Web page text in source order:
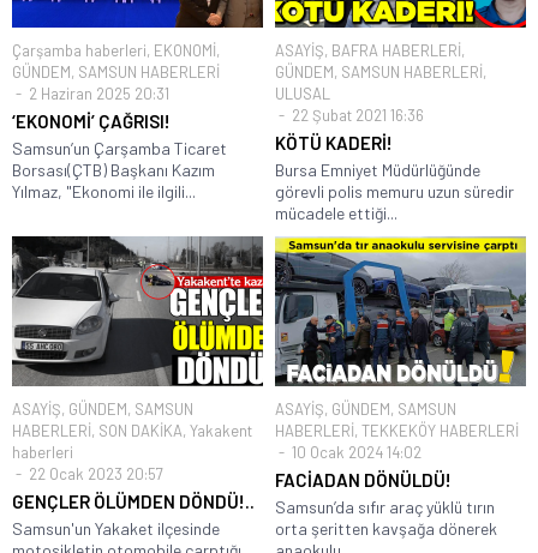
Çarşamba haberleri, EKONOMİ,
GÜNDEM, SAMSUN HABERLERİ
2 Haziran 2025 20:31
‘EKONOMİ’ ÇAĞRISI!
Samsun’un Çarşamba Ticaret
Borsası(ÇTB) Başkanı Kazım
Yılmaz, "Ekonomi ile ilgili...
ASAYİŞ, BAFRA HABERLERİ,
GÜNDEM, SAMSUN HABERLERİ,
ULUSAL
22 Şubat 2021 16:36
KÖTÜ KADERİ!
Bursa Emniyet Müdürlüğünde
görevli polis memuru uzun süredir
mücadele ettiği...
ASAYİŞ, GÜNDEM, SAMSUN
HABERLERİ, SON DAKİKA, Yakakent
haberleri
22 Ocak 2023 20:57
GENÇLER ÖLÜMDEN DÖNDÜ!..
Samsun'un Yakaket ilçesinde
ASAYİŞ, GÜNDEM, SAMSUN
HABERLERİ, TEKKEKÖY HABERLERİ
10 Ocak 2024 14:02
FACİADAN DÖNÜLDÜ!
Samsun’da sıfır araç yüklü tırın
orta şeritten kavşağa dönerek